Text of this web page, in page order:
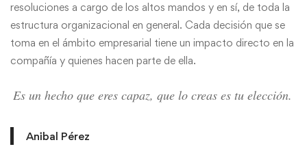
resoluciones a cargo de los altos mandos y en sí, de toda la
estructura organizacional en general. Cada decisión que se
toma en el ámbito empresarial tiene un impacto directo en la
compañía y quienes hacen parte de ella.
Es un hecho que eres capaz, que lo creas es tu elección.
Anibal Pérez